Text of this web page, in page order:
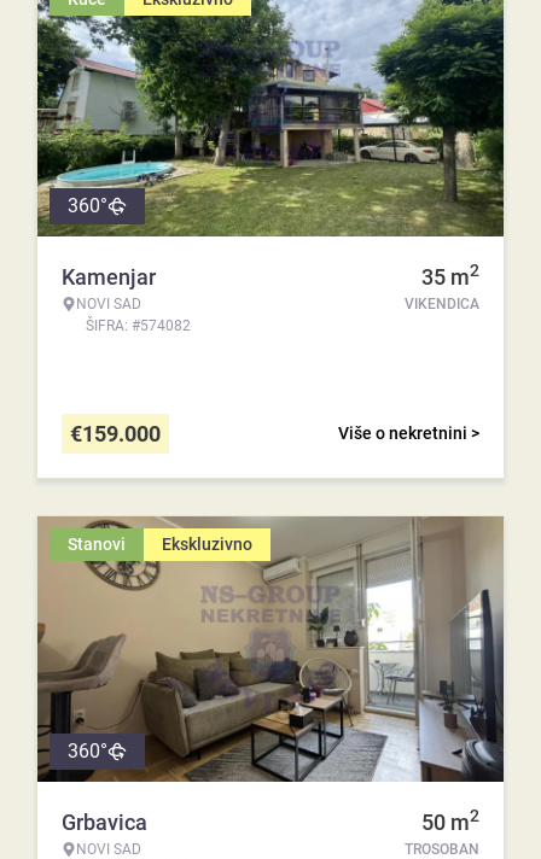
360°
Kamenjar
NOVI SAD
ŠIFRA: #574082
35 m2
VIKENDICA
Više o nekretnini >
€159.000
Stanovi Ekskluzivno
360°
Grbavica
NOVI SAD
50 m2
TROSOBAN